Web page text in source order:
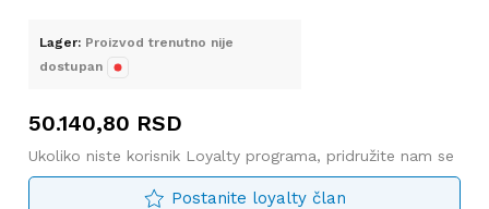
Lager: Proizvod trenutno nije
dostupan
50.140,80 RSD
Ukoliko niste korisnik Loyalty programa, pridružite nam se
Postanite loyalty član